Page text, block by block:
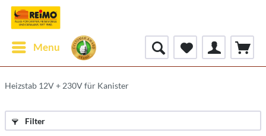
Menu
Heizstab 12V + 230V für Kanister
Filter